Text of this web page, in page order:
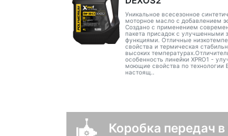
Уникальное всесезонное
моторное масло с добавлением
Создано с применением
пакета присадок с улучшенными
функциями. Отличные
свойства и термическая
высоких
особенность линейки XPRO1 -
моющие свойства по технологии
настоящ..
Коробка передач